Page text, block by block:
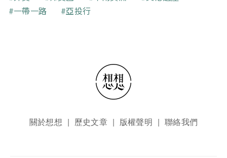
一帶一路
亞投行
頁尾選單關於想想 歷史文章 版權聲明 聯絡我們